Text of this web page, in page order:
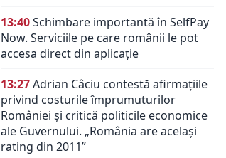
13:40Schimbare importantă în SelfPay
Now. Serviciile pe care românii le pot
accesa direct din aplicație
13:27Adrian Câciu contestă afirmațiile
privind costurile împrumuturilor
României și critică politicile economice
ale Guvernului. „România are același
rating din 2011”